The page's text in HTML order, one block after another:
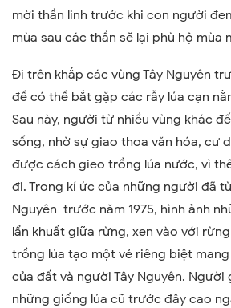
mời thần linh trước khi con người
mùa sau các thần sẽ lại phù hộ mùa
Đi trên khắp các vùng Tây Nguyên
để có thể bắt gặp các rẫy lúa cạn
Sau này, người từ nhiều vùng khác
sống, nhờ sự giao thoa văn hóa, cư
được cách gieo trồng lúa nước, vì
đi. Trong kí ức của những người đã
Nguyên trước năm 1975, hình ảnh
lẩn khuất giữa rừng, xen vào với
trồng lúa tạo một vẻ riêng biệt
của đất và người Tây Nguyên. Người
những giống lúa cũ trước đây cao